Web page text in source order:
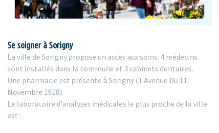
Se soigner à Sorigny
La ville de Sorigny propose un accès aux soins. 4 médecins
sont installés dans la commune et 3 cabinets dentaires.
Une pharmacie est présente à Sorigny (1 Avenue Du 11
Novembre 1918).
Le laboratoire d’analyses médicales le plus proche de la ville
est :